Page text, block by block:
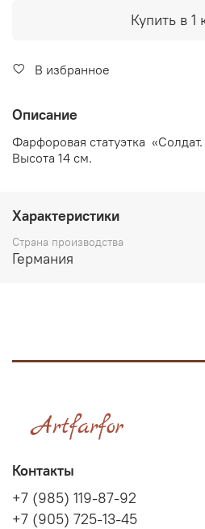
Купить в 1
В избранное
Описание
Фарфоровая статуэтка
Высота 14 см.
Характеристики
Страна производства
Германия
Контакты
+7 (985) 119-87-92
+7 (905) 725-13-45